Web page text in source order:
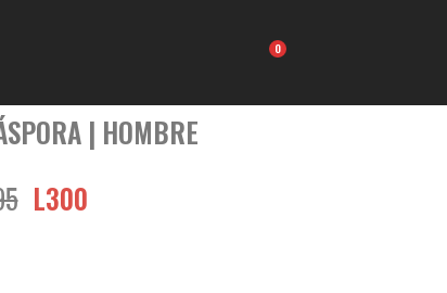
Carrito
| HOMBRE
L300